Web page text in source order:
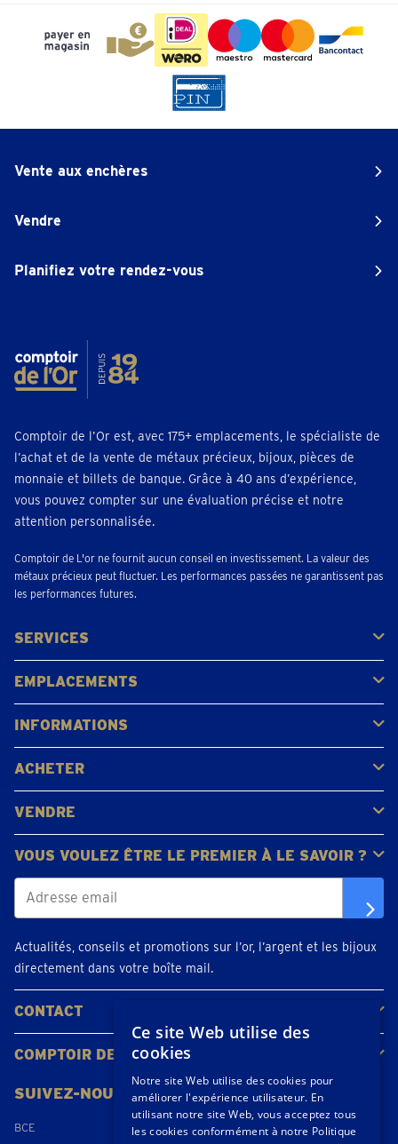
Vente aux enchères
Vendre
Planifiez votre rendez-vous
Comptoir de l’Or est, avec 175+ emplacements, le spécialiste de
l’achat et de la vente de métaux précieux, bijoux, pièces de
monnaie et billets de banque. Grâce à 40 ans d’expérience,
vous pouvez compter sur une évaluation précise et notre
attention personnalisée.
Comptoir de L'or ne fournit aucun conseil en investissement. La valeur des
métaux précieux peut fluctuer. Les performances passées ne garantissent pas
les performances futures.
SERVICES
Acheter
Vendre
Vente aux enchères
EMPLACEMENTS
Gerpinnes
Liège
Namur
Waterloo
Woluwe-Saint-Lambert
Voir tous les emplacements
INFORMATIONS
FAQ
Avis clients
ACHETER
Acheter de l'or
Acheter des pièces
Acheter de l'argent
VENDRE
Bijoux en or
Pièces d'or
Lingots d'or
VOUS VOULEZ ÊTRE LE PREMIER À LE SAVOIR ?
Actualités, conseils et promotions sur l’or, l’argent et les bijoux
directement dans votre boîte mail.
CONTACT
Contacter
Planifiez votre rendez-vous
Emplacements
COMPTOIR DE L'OR
SUIVEZ-NOUS
BCE
Ce site Web utilise des
cookies
Notre site Web utilise des cookies pour
améliorer l'expérience utilisateur. En
utilisant notre site Web, vous acceptez tous
les cookies conformément à notre Politique